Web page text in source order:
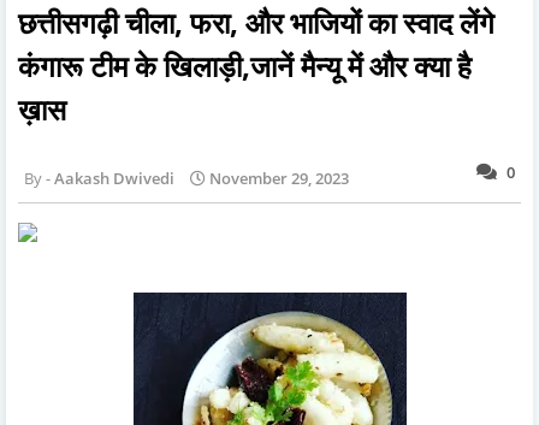
छत्तीसगढ़ी चीला, फरा, और भाजियों का स्वाद लेंगे
कंगारू टीम के खिलाड़ी,जानें मैन्यू में और क्या है
ख़ास
0
Aakash Dwivedi November 29, 2023